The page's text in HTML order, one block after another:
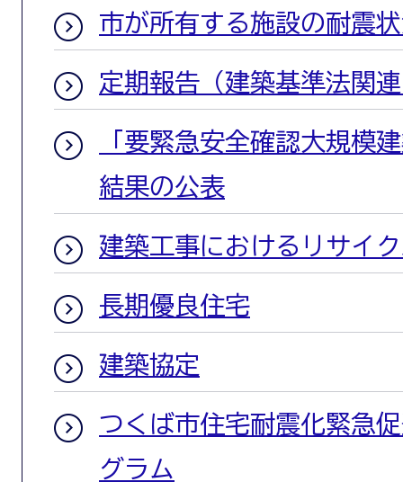
市が所有する施設の耐震
定期報告（建築基準法関
「要緊急安全確認大規模
結果の公表
建築工事におけるリサイ
長期優良住宅
建築協定
つくば市住宅耐震化緊急
グラム